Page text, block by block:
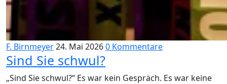
F. Birnmeyer24. Mai 20260 Kommentare
Sind Sie schwul?
„Sind Sie schwul?“ Es war kein Gespräch. Es war keine